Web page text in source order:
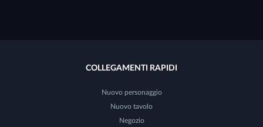
COLLEGAMENTI RAPIDI
Nuovo personaggio
Nuovo tavolo
Negozio